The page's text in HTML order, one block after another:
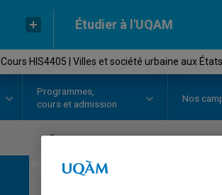
Étudier à l'UQAM
Cours HIS4405 | Villes et société urbaine aux
Programmes,
cours et admission
Nos